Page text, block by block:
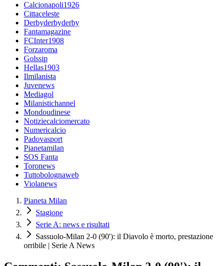
Calcionapoli1926
Cittaceleste
Derbyderbyderby
Fantamagazine
FCInter1908
Forzaroma
Golssip
Hellas1903
Ilmilanista
Juvenews
Mediagol
Milanistichannel
Mondoudinese
Notiziecalciomercato
Numericalcio
Padovasport
Pianetamilan
SOS Fanta
Toronews
Tuttobolognaweb
Violanews
Pianeta Milan
Stagione
Serie A: news e risultati
Sassuolo-Milan 2-0 (90'): il Diavolo è morto, prestazione
orribile | Serie A News